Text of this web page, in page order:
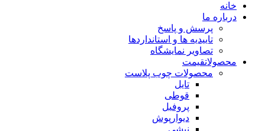
خانه
درباره ما
پرسش و پاسخ
تاییدیه ها و استانداردها
تصاویر نمایشگاه
محصولاتقیمت
محصولات چوب پلاست
تایل
قوطی
پروفیل
دیوارپوش